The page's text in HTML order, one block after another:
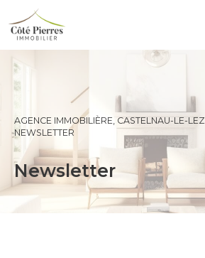
AGENCE IMMOBILIÈRE, CASTELNAU-LE-LEZ
NEWSLETTER
newsletter